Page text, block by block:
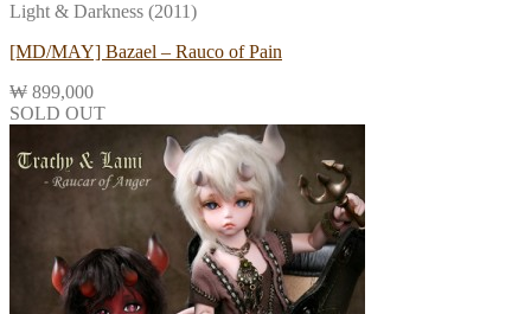
Light & Darkness (2011)
[MD/MAY] Bazael – Rauco of Pain
₩ 899,000
SOLD OUT